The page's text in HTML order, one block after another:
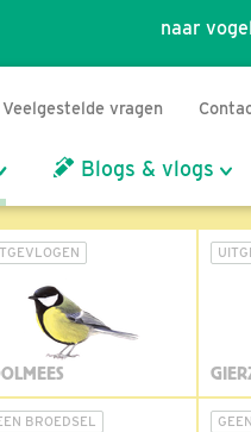
naar
Veelgestelde vragen
Blogs & vlogs
BROEDSEL